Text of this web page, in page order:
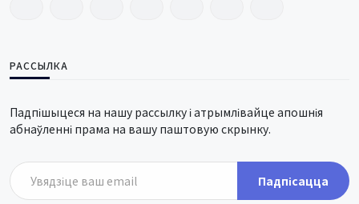
РАССЫЛКА
Падпішыцеся на нашу рассылку і атрымлівайце апошнія
абнаўленні прама на вашу паштовую скрынку.
Падпісацца